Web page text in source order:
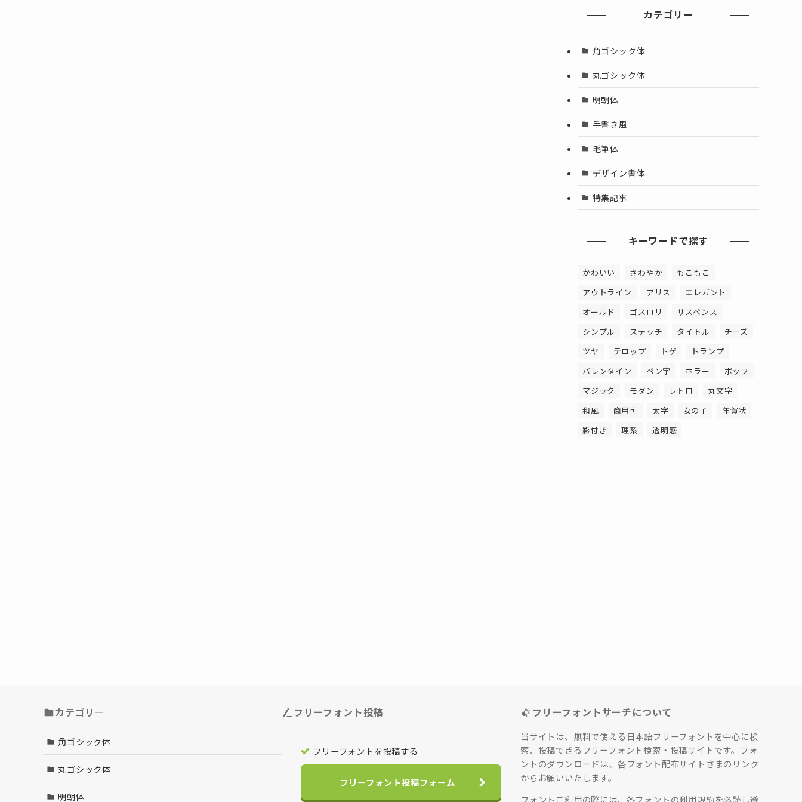
カテゴリー
角ゴシック体
丸ゴシック体
明朝体
手書き風
毛筆体
デザイン書体
特集記事
キーワードで探す
かわいい さわやか
もこもこ
アウトライン
アリス
エレガント
オールド
ゴスロリ
サスペンス
シンプル
ステッチ タイトル
チーズ
ツヤ
テロップ トゲ
トランプ
バレンタイン
ペン字 ホラー
ポップ
マジック
モダン レトロ
丸文字
和風
商用可 太字 女の子
年賀状
影付き
理系 透明感
カテゴリ ー
角ゴシック体
丸ゴシック体
明朝体
フリーフォント投稿
フリーフォントを投稿する
フリーフォント投稿フォーム
フリーフォントサーチについて
当サイトは、無料で使える日本語フリーフォントを中心に検
索、投稿できるフリーフォント検索・投稿サイトです。フォ
ントのダウンロードは、各フォント配布サイトさまのリンク
からお願いいたします。